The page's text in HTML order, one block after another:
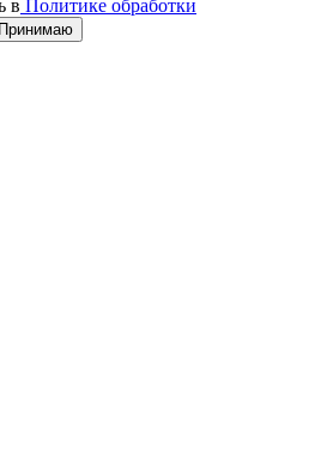
в Политике обработки
Принимаю